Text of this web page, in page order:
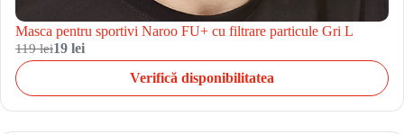
Masca pentru sportivi Naroo FU+ cu filtrare particule Gri L
119 lei19 lei
Verifică disponibilitatea